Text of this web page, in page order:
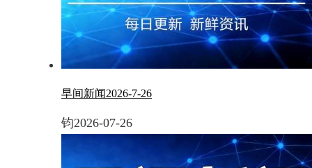
早间新闻2026-7-26
钧2026-07-26